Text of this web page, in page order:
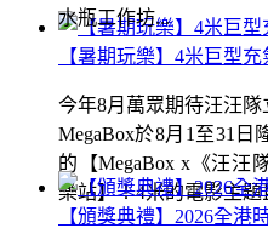
【暑期玩樂】4米巨型
今年8月萬眾期待汪汪隊
MegaBox於8月1至31
的【MegaBox x《汪汪
樂站】！4米的電影主題
水瓶工作坊...
【頒獎典禮】2026全港